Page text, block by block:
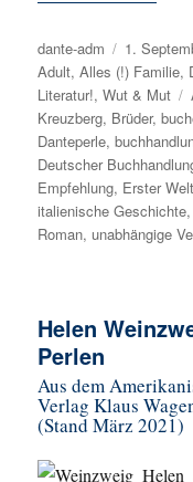
Autor
dante-adm
am
1.
Adult,Alles (!) Familie,
Literatur!,Wut & Mut
Kreuzberg, Brüder,
Danteperle,
Deutscher
Empfehlung, Erster
italienische Geschichte,
Roman, unabhängige
Helen
Perlen
Aus dem
Verlag Klaus
(Stand März 2021)